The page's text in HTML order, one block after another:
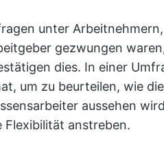
unter
gezwungen
dies. In einer
um zu beurteilen, wie
aussehen
Flexibilität anstreben.